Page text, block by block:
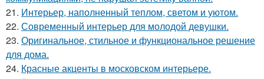
21. Интерьер, наполненный теплом, светом и уютом.
22. Современный интерьер для молодой девушки.
23. Оригинальное, стильное и функциональное решение
для дома.
24. Красные акценты в московском интерьере.